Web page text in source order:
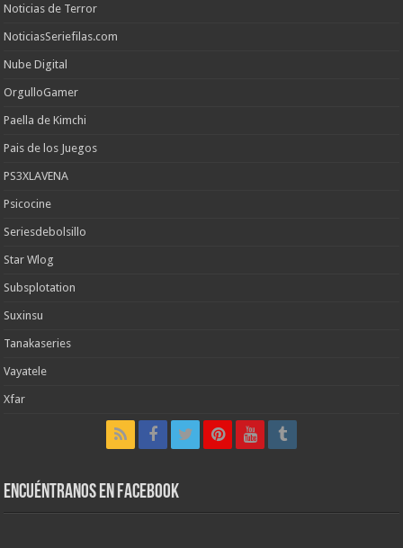
Noticias de Terror
NoticiasSeriefilas.com
Nube Digital
OrgulloGamer
Paella de Kimchi
Pais de los Juegos
PS3XLAVENA
Psicocine
Seriesdebolsillo
Star Wlog
Subsplotation
Suxinsu
Tanakaseries
Vayatele
Xfar
Encuéntranos en Facebook